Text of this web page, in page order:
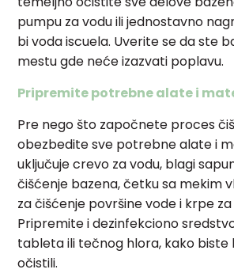
pumpu za vodu ili jednostavno
bi voda iscuela. Uverite se da ste
mestu gde neće izazvati poplavu.
Pripremite potrebne alate i
Pre nego što započnete proces
obezbedite sve potrebne alate i
uključuje crevo za vodu, blagi
čišćenje bazena, četku sa mekim
za čišćenje površine vode i krpe za
Pripremite i dezinfekciono
tableta ili tečnog hlora, kako biste
očistili.